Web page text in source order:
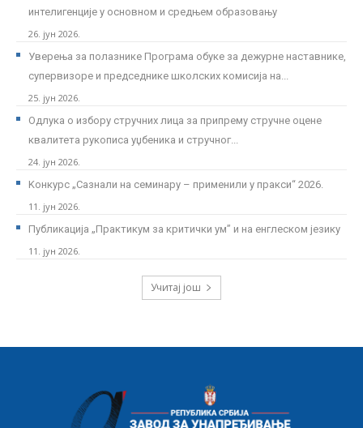
интелигенције у основном и средњем образовању
26. јун 2026.
Уверења за полазнике Програмa обуке за дежурне наставнике,
супервизоре и председнике школских комисија на...
25. јун 2026.
Одлука о избору стручних лица за припрему стручне оцене
квалитета рукописа уџбеника и стручног...
24. јун 2026.
Kонкурс „Сазнали на семинару – применили у пракси“ 2026.
11. јун 2026.
Публикација „Практикум за критички ум” и на енглеском језику
11. јун 2026.
Учитај још